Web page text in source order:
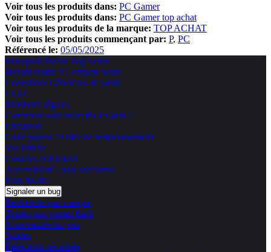
Voir tous les produits dans: PC Gamer
Voir tous les produits dans: PC Gamer top achat
Voir tous les produits de la marque: TOP ACHAT
Voir tous les produits commençant par: P PC
Référencé le: 05/05/2025
Pourquoi choisir TopAchat
Besoin d'aide ? Contacte nous
Conditions Générales de vente
CGU
Mentions légales
Comment sont collectés les avis ?
Livraison
Code promo / Offre de remboursement
Vie Privée
Cookies et trackers
Accessibilité : non conforme
Plan du site
Signaler un bug
Recherche par marque
Toutes nos ventes flash
Nouveautés du jour
Soldes
Paiements sécurisés